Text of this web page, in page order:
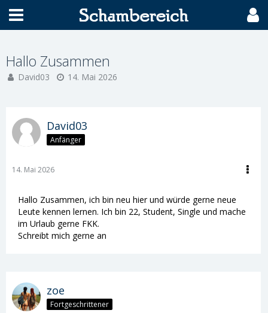
Hallo Zusammen
David03 14. Mai 2026
David03
Anfänger
14. Mai 2026
Hallo Zusammen, ich bin neu hier und würde gerne neue
Leute kennen lernen. Ich bin 22, Student, Single und mache
im Urlaub gerne FKK.
Schreibt mich gerne an
zoe
Fortgeschrittener